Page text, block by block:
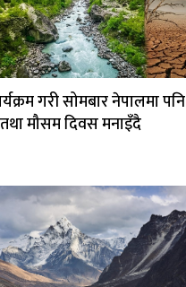
गरी सोमबार नेपालमा पनि
मौसम दिवस मनाइँदै